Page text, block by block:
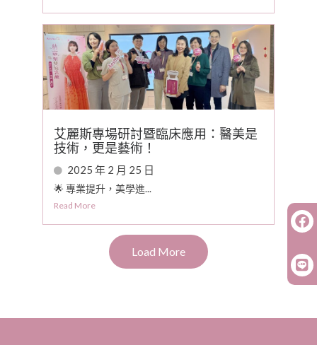
艾麗斯專場研討暨臨床應用：醫美是
技術，更是藝術！
2025 年 2 月 25 日
🌟 專業提升，美學進...
Read More
Load More